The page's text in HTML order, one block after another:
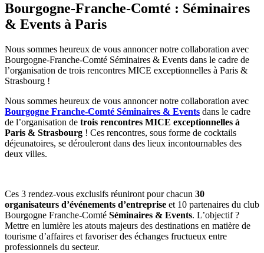
Bourgogne-Franche-Comté : Séminaires
& Events à Paris
Nous sommes heureux de vous annoncer notre collaboration avec
Bourgogne-Franche-Comté Séminaires & Events dans le cadre de
l’organisation de trois rencontres MICE exceptionnelles à Paris &
Strasbourg !
Nous sommes heureux de vous annoncer notre collaboration avec
Bourgogne Franche-Comté Séminaires & Events dans le cadre
de l’organisation de trois rencontres MICE exceptionnelles à
Paris & Strasbourg ! Ces rencontres, sous forme de cocktails
déjeunatoires, se dérouleront dans des lieux incontournables des
deux villes.
Ces 3 rendez-vous exclusifs réuniront pour chacun 30
organisateurs d’événements d’entreprise et 10 partenaires du club
Bourgogne Franche-Comté Séminaires & Events. L’objectif ?
Mettre en lumière les atouts majeurs des destinations en matière de
tourisme d’affaires et favoriser des échanges fructueux entre
professionnels du secteur.